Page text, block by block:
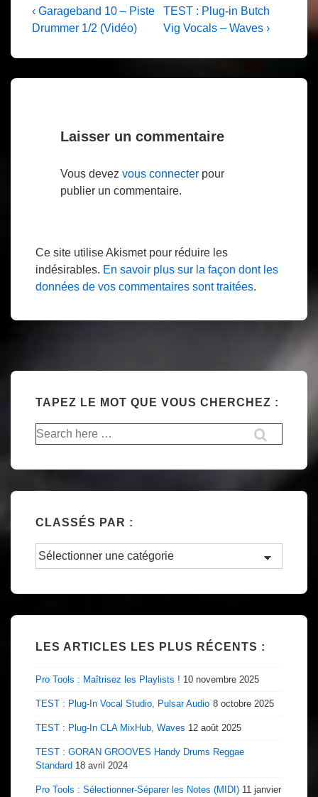
Navigation
de
l’article
Previous
Post
‹ Garageband 10 – Piste
Drummer 1/2 (Vidéo)
Next
Post
TEST : Plug-in Butch
Vig Vocals – Waves ›
Laisser un commentaire
Vous devez vous connecter pour
publier un commentaire.
Ce site utilise Akismet pour réduire les
indésirables. En savoir plus sur la façon dont les
données de vos commentaires sont traitées.
TAPEZ LE MOT QUE VOUS CHERCHEZ :
Recherche
pour:
CLASSÉS PAR :
Classés
par
LES ARTICLES LES PLUS RÉCENTS :
Pro Tools : Maîtrisez les Playlists ! 10 novembre 2025
TEST : Plug-In Vocal Studio, Pulsar Audio 8 octobre 2025
TEST : Plug-In CLA MixHub, Waves 12 août 2025
TEST : GORAN GROOVES Handy Drums Reggae
Standard 18 avril 2024
Pro Tools : Sélectionner-Séparer les Notes (MIDI) 11 janvier